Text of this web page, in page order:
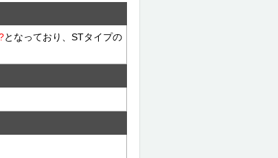
となっており、STタイプの